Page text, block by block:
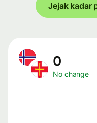
Jejak kadar
0
No change